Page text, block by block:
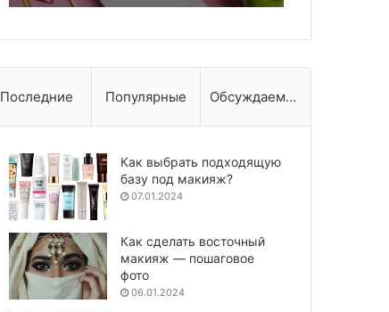
Последние Популярные Обсуждаемые
Как выбрать подходящую
базу под макияж?
07.01.2024
Как сделать восточный
макияж — пошаговое
фото
06.01.2024